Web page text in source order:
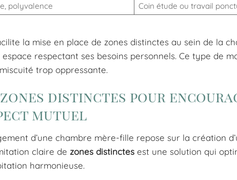
polyvalence Coin étude ou travail
la mise en place de zones distinctes au sein de la
respectant ses besoins personnels. Ce type de
trop oppressante.
distinctes pour
mutuel
d’une chambre mère-fille repose sur la création
claire de zones distinctes est une solution qui
harmonieuse.